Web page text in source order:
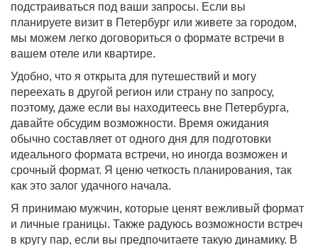
подстраиваться под ваши запросы. Если вы
планируете визит в Петербург или живете за городом,
мы можем легко договориться о формате встречи в
вашем отеле или квартире.
Удобно, что я открыта для путешествий и могу
переехать в другой регион или страну по запросу,
поэтому, даже если вы находитеесь вне Петербурга,
давайте обсудим возможности. Время ожидания
обычно составляет от одного дня для подготовки
идеального формата встречи, но иногда возможен и
срочный формат. Я ценю четкость планирования, так
как это залог удачного начала.
Я принимаю мужчин, которые ценят вежливый формат
и личные границы. Также радуюсь возможности встреч
в кругу пар, если вы предпочитаете такую динамику. В